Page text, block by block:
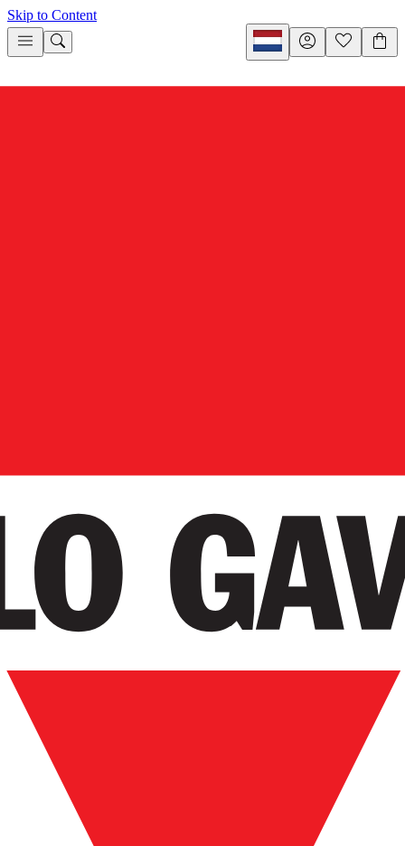
Skip to Content